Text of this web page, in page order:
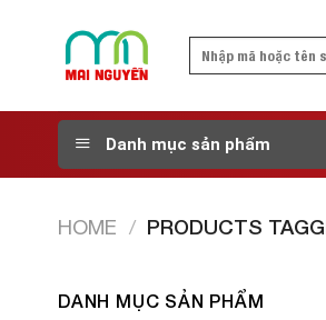
Search
Danh mục sản phẩm
HOME / PRODUCTS
DANH MỤC SẢN PHẨM